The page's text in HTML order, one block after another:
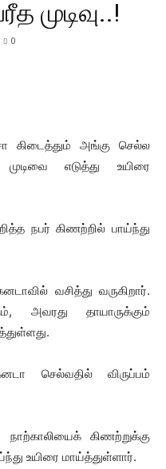
முடிவு..!
0
கிடைத்தும் அங்கு செல்ல
எடுத்து உயிரை
நபர் கிணற்றில் பாய்ந்து
வசித்து வருகிறார்.
அவரது தாயாருக்கும்
செல்வதில் விருப்பம்
கிணற்றுக்கு
உயிரை மாய்த்துள்ளார்.